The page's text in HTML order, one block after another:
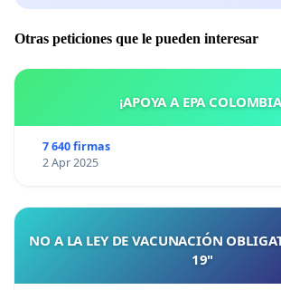
Otras peticiones que le pueden interesar
¡APOYA A EPA
7 640 firmas
2 Apr 2025
NO A LA LEY DE VACUNACIÓN
19"